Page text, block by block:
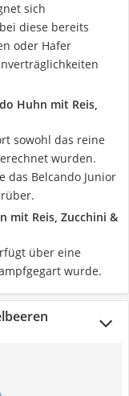
sich
diese bereits
oder Hafer
Huhn mit Reis,
sowohl das reine
wurden.
das Belcando Junior
mit Reis, Zucchini &
über eine
wurde.